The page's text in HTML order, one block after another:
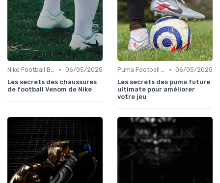
Nike Football Boots • 06/05/2025
Les secrets des chaussures
de football Venom de Nike
Puma Football Boots • 06/05/2025
Les secrets des puma future
ultimate pour améliorer
votre jeu